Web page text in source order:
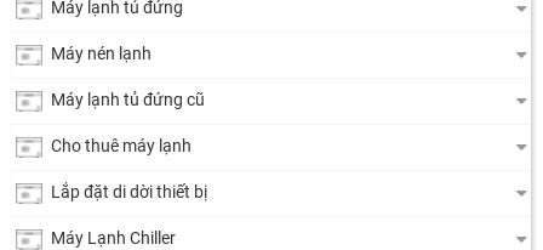
Máy lạnh tủ đứng
Máy nén lạnh
Máy lạnh tủ đứng cũ
Cho thuê máy lạnh
Lắp đặt di dời thiết bị
Máy Lạnh Chiller